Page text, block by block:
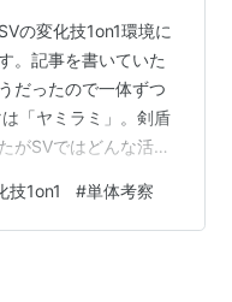
の変化技1on1環境に
。記事を書いていた
だったので一体ずつ
「ヤミラミ」。剣盾
がSVではどんな活躍
えさせていい技は変
化技から発動した攻
ラピース問題) 余力が
技1on1 #単体考察